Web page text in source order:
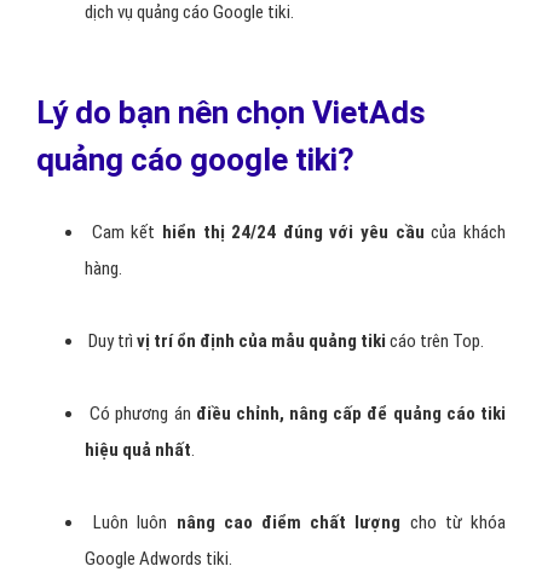
dịch vụ quảng cáo Google tiki.
Lý do bạn nên chọn VietAds
quảng cáo google tiki?
Cam kết hiển thị 24/24 đúng với yêu cầu của khách
hàng.
Duy trì vị trí ổn định của mẫu quảng tiki cáo trên Top.
Có phương án điều chỉnh, nâng cấp để quảng cáo tiki
hiệu quả nhất.
Luôn luôn nâng cao điểm chất lượng cho từ khóa
Google Adwords tiki.